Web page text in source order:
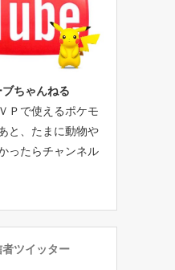
ちゃんねる
Ｐで使えるポケモ
と、たまに動物や
ったらチャンネル
ツイッター